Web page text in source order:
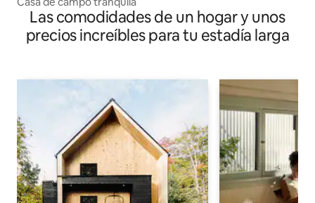
Las comodidades de un hogar y unos
precios increíbles para tu estadía larga